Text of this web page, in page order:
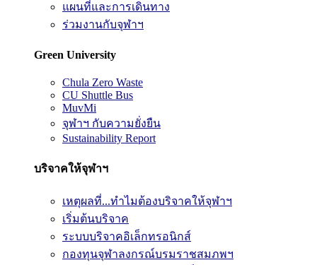
แผนที่และการเดินทาง
ร่วมงานกับจุฬาฯ
Green University
Chula Zero Waste
CU Shuttle Bus
MuvMi
จุฬาฯ กับความยั่งยืน
Sustainability Report
บริจาคให้จุฬาฯ
เหตุผลที่...ทำไมต้องบริจาคให้จุฬาฯ
เริ่มต้นบริจาค
ระบบบริจาคอิเล็กทรอนิกส์
กองทุนจุฬาลงกรณ์บรมราชสมภพฯ